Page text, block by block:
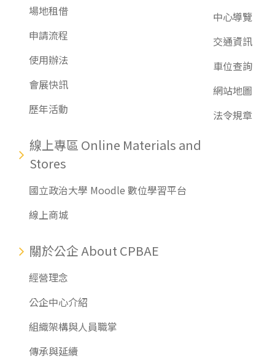
場地租借
申請流程
使用辦法
會展快訊
歷年活動
線上專區 Online Materials and
Stores
國立政治大學 Moodle 數位學習平台
線上商城
關於公企 About CPBAE
經營理念
公企中心介紹
組織架構與人員職掌
傳承與延續
中心導覽
交通資訊
車位查詢
網站地圖
法令規章